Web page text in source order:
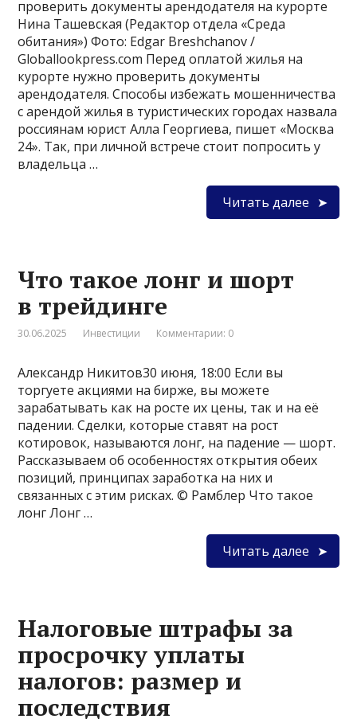
проверить документы арендодателя на курорте
Нина Ташевская (Редактор отдела «Среда
обитания») Фото: Edgar Breshchanov /
Globallookpress.com Перед оплатой жилья на
курорте нужно проверить документы
арендодателя. Способы избежать мошенничества
с арендой жилья в туристических городах назвала
россиянам юрист Алла Георгиева, пишет «Москва
24». Так, при личной встрече стоит попросить у
владельца …
Читать далее
Что такое лонг и шорт
в трейдинге
30.06.2025 Инвестиции Комментарии: 0
Александр Никитов30 июня, 18:00 Если вы
торгуете акциями на бирже, вы можете
зарабатывать как на росте их цены, так и на её
падении. Сделки, которые ставят на рост
котировок, называются лонг, на падение — шорт.
Рассказываем об особенностях открытия обеих
позиций, принципах заработка на них и
связанных с этим рисках. © Рамблер Что такое
лонг Лонг …
Читать далее
Налоговые штрафы за
просрочку уплаты
налогов: размер и
последствия